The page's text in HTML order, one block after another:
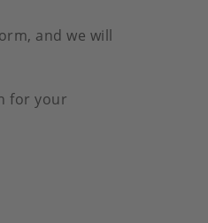
and we will
for your